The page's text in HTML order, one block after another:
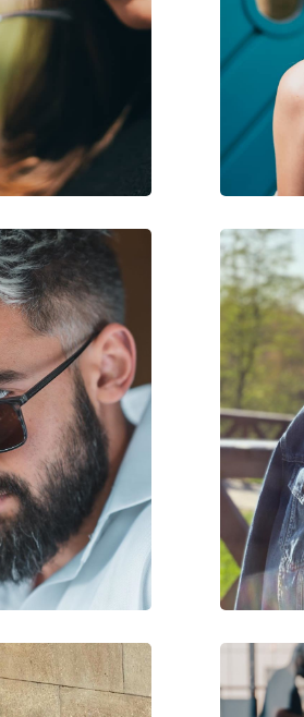
140 mm
Ja
Herren
Sonnenbrillen
Prada
Mode
0PR 62TS 1AB4S1 54